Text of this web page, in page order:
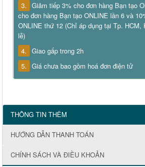
3. Giảm tiếp 3% cho đơn hàng Bạn tạo
cho đơn hàng Bạn tạo ONLINE lần 6 và
ONLINE thứ 12 (Chỉ áp dụng tại Tp. HCM,
lễ)
4. Giao gấp trong 2h
5. Giá chưa bao gồm hoá đơn điện tử
THÔNG TIN THÊM
HƯỚNG DẪN THANH TOÁN
CHÍNH SÁCH VÀ ĐIỀU KHOẢN